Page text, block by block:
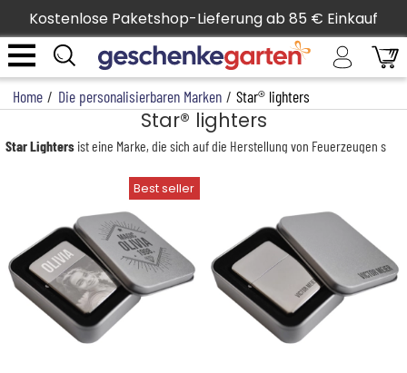
Kostenlose Paketshop-Lieferung ab 85 € Einkauf
Home / Die personalisierbaren Marken / Star® lighters
Star® lighters
Star Lighters ist eine Marke, die sich auf die Herstellung von Feuerzeugen